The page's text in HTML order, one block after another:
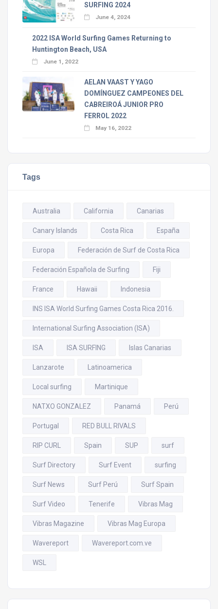
SURFING 2024
June 4, 2024
2022 ISA World Surfing Games Returning to
Huntington Beach, USA
June 1, 2022
AELAN VAAST Y YAGO
DOMÍNGUEZ CAMPEONES DEL
CABREIROÁ JUNIOR PRO
FERROL 2022
May 16, 2022
Tags
Australia California Canarias
Canary Islands Costa Rica España
Europa Federación de Surf de Costa Rica
Federación Española de Surfing Fiji
France Hawaii Indonesia
INS ISA World Surfing Games Costa Rica 2016.
International Surfing Association (ISA)
ISA ISA SURFING Islas Canarias
Lanzarote Latinoamerica
Local surfing Martinique
NATXO GONZALEZ Panamá Perú
Portugal RED BULL RIVALS
RIP CURL Spain SUP surf
Surf Directory Surf Event surfing
Surf News Surf Perú Surf Spain
Surf Video Tenerife Vibras Mag
Vibras Magazine Vibras Mag Europa
Wavereport Wavereport.com.ve
WSL